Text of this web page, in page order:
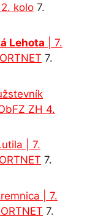
2. kolo 7.
Lehota | 7.
7.
ZH 4.
| 7.
7.
| 7.
7.